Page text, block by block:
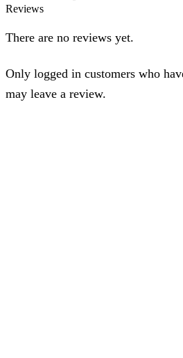
Reviews
There are no reviews yet.
Only logged in customers who
may leave a review.